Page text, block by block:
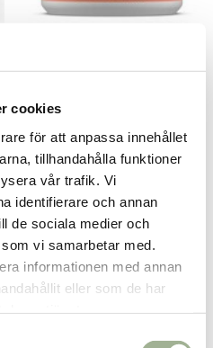
cookies
för att anpassa innehållet
tillhandahålla funktioner
vår trafik. Vi
identifierare och annan
de sociala medier och
vi samarbetar med.
informationen med annan
eller som de har
249 kr
Se butikslager